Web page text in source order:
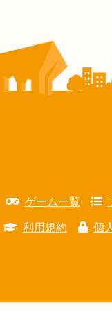
ゲーム一覧
利用規約 個